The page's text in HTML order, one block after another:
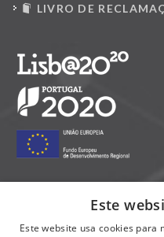
LIVRO DE
Este
Este website usa cookies